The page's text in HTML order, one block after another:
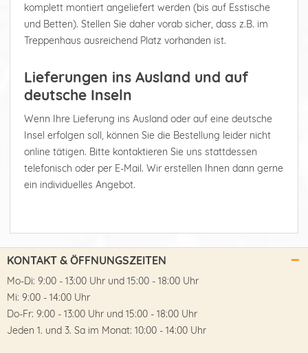
komplett montiert angeliefert werden (bis auf Esstische
und Betten). Stellen Sie daher vorab sicher, dass z.B. im
Treppenhaus ausreichend Platz vorhanden ist.
Lieferungen ins Ausland und auf
deutsche Inseln
Wenn Ihre Lieferung ins Ausland oder auf eine deutsche
Insel erfolgen soll, können Sie die Bestellung leider nicht
online tätigen. Bitte kontaktieren Sie uns stattdessen
telefonisch oder per E-Mail. Wir erstellen Ihnen dann gerne
ein individuelles Angebot.
KONTAKT & ÖFFNUNGSZEITEN
Mo-Di: 9:00 - 13:00 Uhr und 15:00 - 18:00 Uhr
Mi: 9:00 - 14:00 Uhr
Do-Fr: 9:00 - 13:00 Uhr und 15:00 - 18:00 Uhr
Jeden 1. und 3. Sa im Monat: 10:00 - 14:00 Uhr